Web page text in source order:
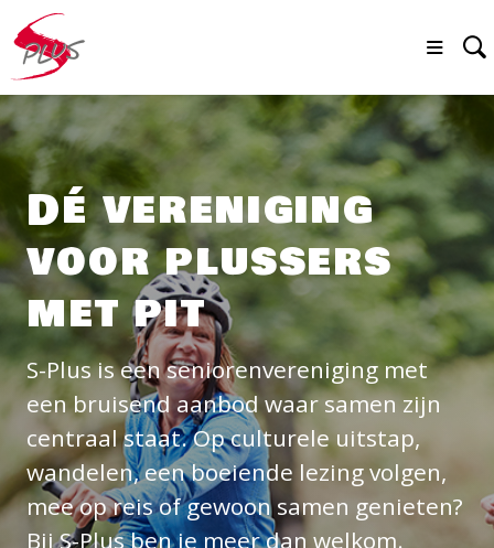
Dé vereniging
voor plussers
met pit
S-Plus is een seniorenvereniging met
een bruisend aanbod waar samen zijn
centraal staat. Op culturele uitstap,
wandelen, een boeiende lezing volgen,
mee op reis of gewoon samen genieten?
Bij S-Plus ben je meer dan welkom.